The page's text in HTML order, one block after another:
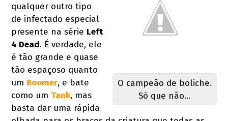
O campeão de boliche.
Só que não...
qualquer outro tipo
de infectado especial
presente na série Left
4 Dead. É verdade, ele
é tão grande e quase
tão espaçoso quanto
um Boomer, e bate
como um Tank, mas
basta dar uma rápida